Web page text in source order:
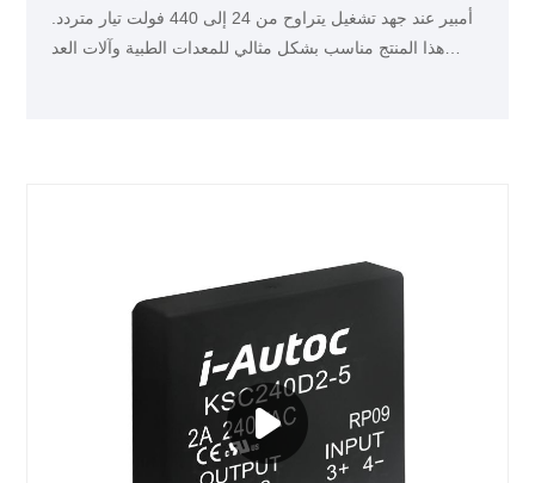
أمبير عند جهد تشغيل يتراوح من 24 إلى 440 فولت تيار متردد.
هذا المنتج مناسب بشكل مثالي للمعدات الطبية وآلات العد